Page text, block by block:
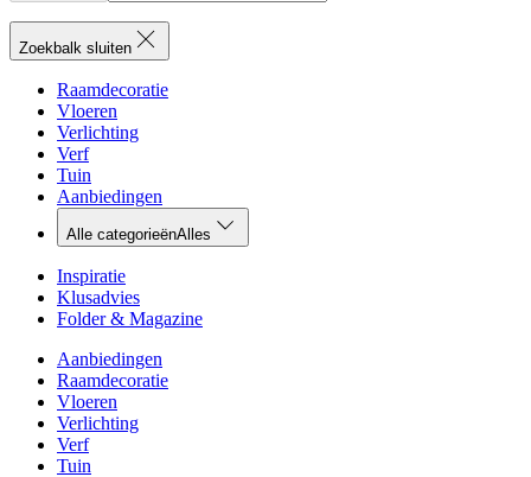
Zoekbalk sluiten
Raamdecoratie
Vloeren
Verlichting
Verf
Tuin
Aanbiedingen
Alle categorieënAlles
Inspiratie
Klusadvies
Folder & Magazine
Aanbiedingen
Raamdecoratie
Vloeren
Verlichting
Verf
Tuin